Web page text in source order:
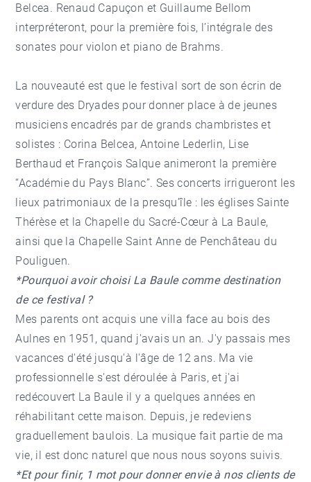
Belcea. Renaud Capuçon et Guillaume Bellom
interpréteront, pour la première fois, l’intégrale des
sonates pour violon et piano de Brahms.
La nouveauté est que le festival sort de son écrin de
verdure des Dryades pour donner place à de jeunes
musiciens encadrés par de grands chambristes et
solistes : Corina Belcea, Antoine Lederlin, Lise
Berthaud et François Salque animeront la première
“Académie du Pays Blanc”. Ses concerts irrigueront les
lieux patrimoniaux de la presqu’île : les églises Sainte
Thérèse et la Chapelle du Sacré-Cœur à La Baule,
ainsi que la Chapelle Saint Anne de Penchâteau du
Pouliguen.
*Pourquoi avoir choisi La Baule comme destination
de ce festival ?
Mes parents ont acquis une villa face au bois des
Aulnes en 1951, quand j'avais un an. J'y passais mes
vacances d'été jusqu'à l'âge de 12 ans. Ma vie
professionnelle s'est déroulée à Paris, et j'ai
redécouvert La Baule il y a quelques années en
réhabilitant cette maison. Depuis, je redeviens
graduellement baulois. La musique fait partie de ma
vie, il est donc naturel que nous nous soyons suivis.
*Et pour finir, 1 mot pour donner envie à nos clients de